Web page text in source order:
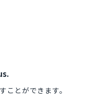
ことができます。